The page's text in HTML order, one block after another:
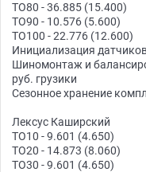
ТО80 - 36.885 (15.400)
ТО90 - 10.576 (5.600)
ТО100 - 22.776 (12.600)
Инициализация
Шиномонтаж и
руб. грузики
Сезонное хранение
Лексус Каширский
ТО10 - 9.601 (4.650)
ТО20 - 14.873 (8.060)
ТО30 - 9.601 (4.650)